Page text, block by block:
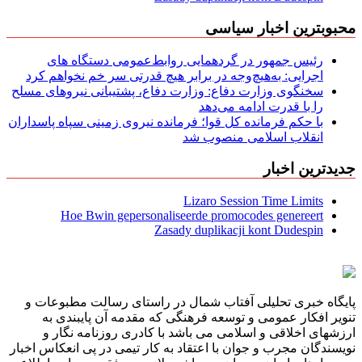
محبوبترین اخبار سیاسی
رئیس جمهور در گردهمایی روابط‌عمومی دستگاه های
اجرایی: به‌هیچ‌وجه در برابر هیچ قدرتی سر خم نخواهم کرد
سخنگوی وزارت دفاع: وزارت دفاع، پشتیبانی نیرو‌های مسلح
را با قدرت ادامه می‌دهد
با حکم فرمانده کل قوا؛ فرمانده نیروی زمینی سپاه پاسداران
انقلاب اسلامی منصوب شد
جدیدترین اخبار
Lizaro Session Time Limits
Hoe Bwin gepersonaliseerde promocodes genereert
Zasady duplikacji kont Dudespin
پایگاه خبری تحلیلی آفتاب شمال در راستای رسالت مطبوعات و
تنویر افکار عمومی و توسعه فرهنگی که مقدمه آن پایبندی به
ارزشهای اخلاقی و اسلامی می باشد با کادری روزنامه نگار و
نویسندگان مجرب و جوان با اعتقاد به کار تیمی در پی انعکاس اخبار